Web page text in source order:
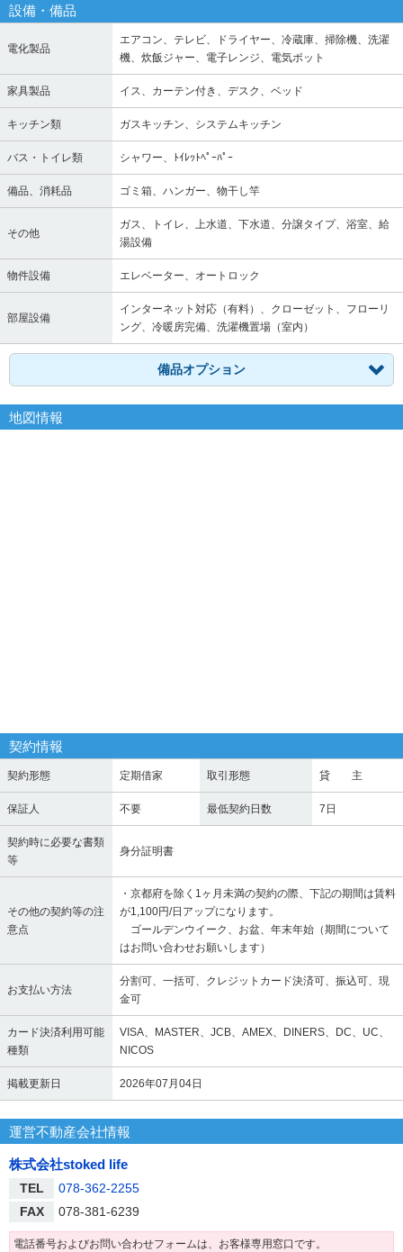
設備・備品
電化製品
エアコン、テレビ、ドライヤー、冷蔵庫、掃除機、洗濯
機、炊飯ジャー、電子レンジ、電気ポット
家具製品 イス、カーテン付き、デスク、ベッド
キッチン類 ガスキッチン、システムキッチン
バス・トイレ類 シャワー、ﾄｲﾚｯﾄﾍﾟｰﾊﾟｰ
備品、消耗品 ゴミ箱、ハンガー、物干し竿
その他
ガス、トイレ、上水道、下水道、分譲タイプ、浴室、給
湯設備
物件設備 エレベーター、オートロック
部屋設備
インターネット対応（有料）、クローゼット、フローリ
ング、冷暖房完備、洗濯機置場（室内）
備品オプション
地図情報
契約情報
契約形態 定期借家 取引形態 貸 主
保証人 不要 最低契約日数 7日
契約時に必要な書類
等
身分証明書
その他の契約等の注
意点
・京都府を除く1ヶ月未満の契約の際、下記の期間は賃料
が1,100円/日アップになります。
ゴールデンウイーク、お盆、年末年始（期間について
はお問い合わせお願いします）
お支払い方法
分割可、一括可、クレジットカード決済可、振込可、現
金可
カード決済利用可能
種類
VISA、MASTER、JCB、AMEX、DINERS、DC、UC、
NICOS
掲載更新日 2026年07月04日
運営不動産会社情報
株式会社stoked life
TEL
078-362-2255
FAX
078-381-6239
電話番号およびお問い合わせフォームは、お客様専用窓口です。